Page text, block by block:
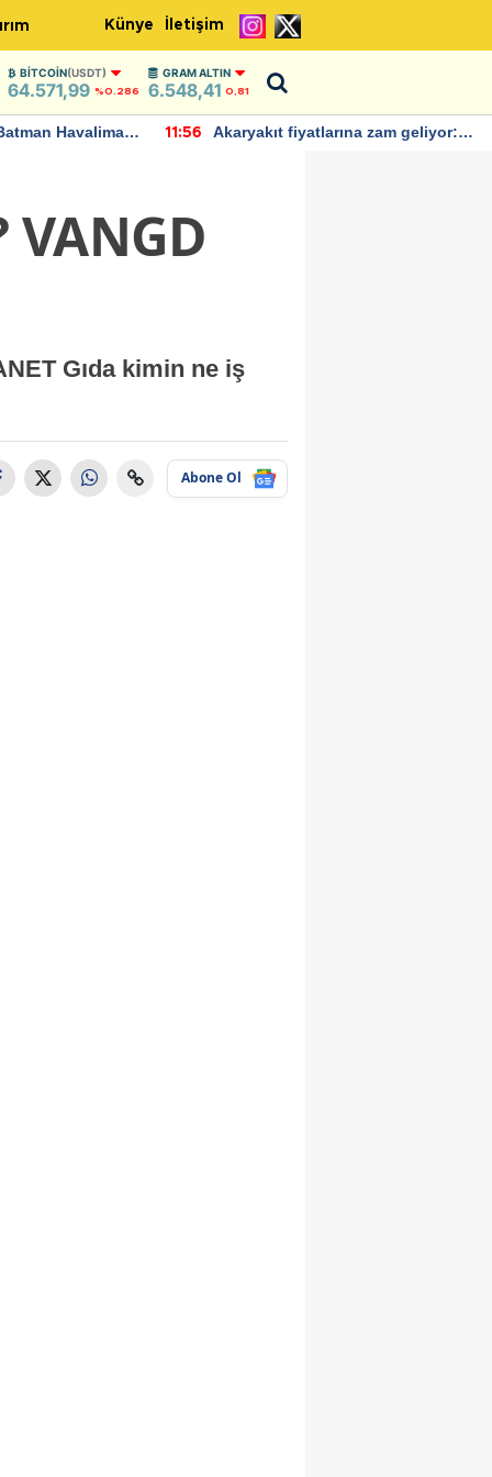
Künye İletişim
BITCOIN(USDT)
64.571,99 %0.286
GRAM ALTIN
6.548,41 0,81
Havalimanı
11:56
Akaryakıt fiyatlarına zam geliyor:
VANGD
Gıda kimin ne iş
Abone Ol